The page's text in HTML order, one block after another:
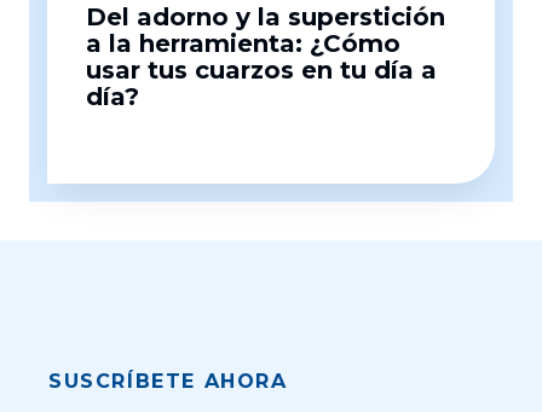
Del adorno y la superstición
a la herramienta: ¿Cómo
usar tus cuarzos en tu día a
día?
SUSCRÍBETE AHORA